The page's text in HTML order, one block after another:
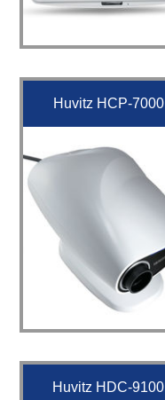
Huvitz HCP-7000
Huvitz HDC-9100